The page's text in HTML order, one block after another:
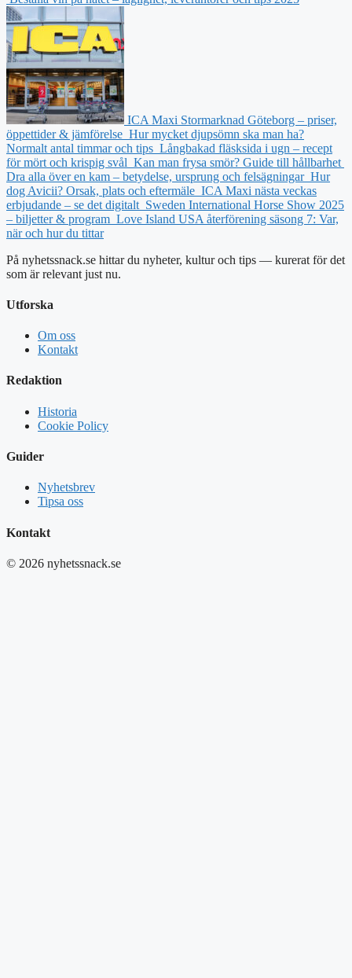
ICA Maxi Stormarknad Göteborg – priser,
öppettider & jämförelse Hur mycket djupsömn ska man ha?
Normalt antal timmar och tips Långbakad fläsksida i ugn – recept
för mört och krispig svål Kan man frysa smör? Guide till hållbarhet
Dra alla över en kam – betydelse, ursprung och felsägningar Hur
dog Avicii? Orsak, plats och eftermäle ICA Maxi nästa veckas
erbjudande – se det digitalt Sweden International Horse Show 2025
– biljetter & program Love Island USA återförening säsong 7: Var,
när och hur du tittar
På nyhetssnack.se hittar du nyheter, kultur och tips — kurerat för det
som är relevant just nu.
Utforska
Om oss
Kontakt
Redaktion
Historia
Cookie Policy
Guider
Nyhetsbrev
Tipsa oss
Kontakt
© 2026 nyhetssnack.se